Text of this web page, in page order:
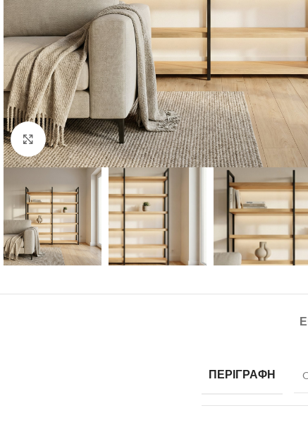
Click to enlarge
ΠΕΡΙΓΡΑΦΗ